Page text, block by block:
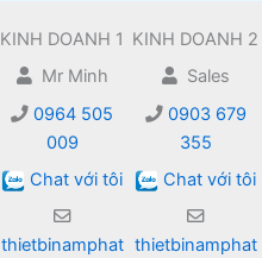
KINH DOANH 1
Mr Minh
0964 505
009
Chat với tôi
thietbinamphat
KINH DOANH 2
Sales
0903 679
355
Chat với tôi
thietbinamphat